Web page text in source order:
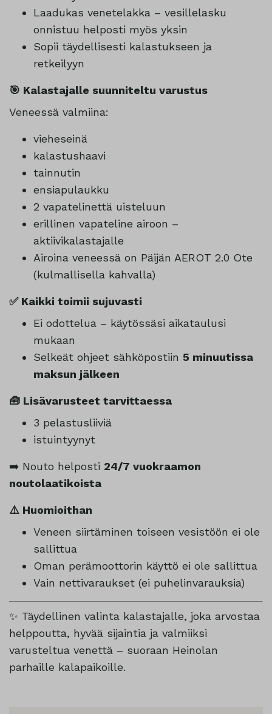
Laadukas venetelakka – vesillelasku
onnistuu helposti myös yksin
Sopii täydellisesti kalastukseen ja
retkeilyyn
🎯 Kalastajalle suunniteltu varustus
Veneessä valmiina:
vieheseinä
kalastushaavi
tainnutin
ensiapulaukku
2 vapatelinettä uisteluun
erillinen vapateline airoon –
aktiivikalastajalle
Airoina veneessä on Päijän AEROT 2.0 Ote
(kulmallisella kahvalla)
✅ Kaikki toimii sujuvasti
Ei odottelua – käytössäsi aikataulusi
mukaan
Selkeät ohjeet sähköpostiin 5 minuutissa
maksun jälkeen
🧰 Lisävarusteet tarvittaessa
3 pelastusliiviä
istuintyynyt
➡️ Nouto helposti 24/7 vuokraamon
noutolaatikoista
⚠️ Huomioithan
Veneen siirtäminen toiseen vesistöön ei ole
sallittua
Oman perämoottorin käyttö ei ole sallittua
Vain nettivaraukset (ei puhelinvarauksia)
✨ Täydellinen valinta kalastajalle, joka arvostaa
helppoutta, hyvää sijaintia ja valmiiksi
varusteltua venettä – suoraan Heinolan
parhaille kalapaikoille.